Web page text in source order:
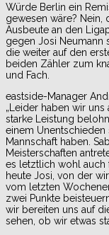
Würde Berlin ein
gewesen wäre?
Ausbeute an den
gegen Josi Neumann
die weiter auf den
beiden Zähler zum
und Fach.
eastside-Manager
„Leider haben wir
starke Leistung
einem Unentschieden
Mannschaft haben.
Meisterschaften
es letztlich wohl auch
heute Josi, von der
vom letzten
zwei Punkte
wir bereiten uns auf
sehen, ob wir etwas